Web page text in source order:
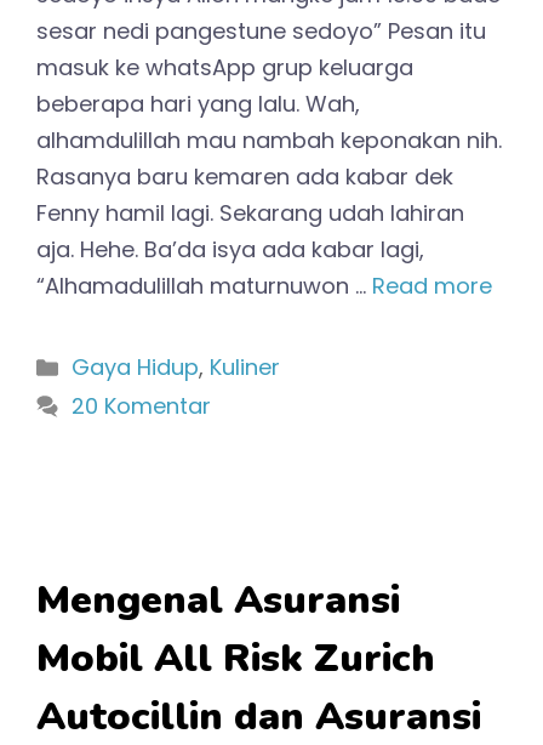
sesar nedi pangestune sedoyo” Pesan itu
masuk ke whatsApp grup keluarga
beberapa hari yang lalu. Wah,
alhamdulillah mau nambah keponakan nih.
Rasanya baru kemaren ada kabar dek
Fenny hamil lagi. Sekarang udah lahiran
aja. Hehe. Ba’da isya ada kabar lagi,
“Alhamadulillah maturnuwon … Read more
Kategori
Gaya Hidup, Kuliner
20 Komentar
Mengenal Asuransi
Mobil All Risk Zurich
Autocillin dan Asuransi